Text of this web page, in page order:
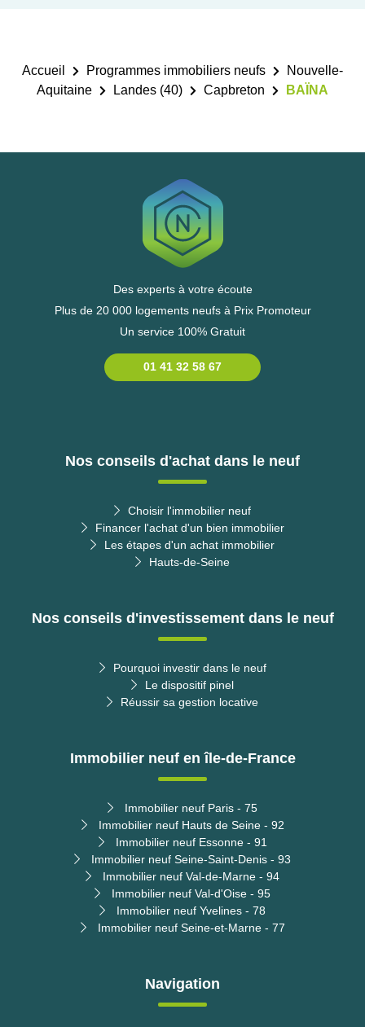
Accueil Programmes immobiliers neufs
Nouvelle-
Aquitaine
Landes (40) Capbreton BAÏNA
Des experts à votre écoute
Plus de 20 000 logements neufs à Prix Promoteur
Un service 100% Gratuit
01 41 32 58 67
Nos conseils d'achat dans le neuf
Choisir l'immobilier neuf
Financer l'achat d'un bien immobilier
Les étapes d'un achat immobilier
Hauts-de-Seine
Nos conseils d'investissement dans le neuf
Pourquoi investir dans le neuf
Le dispositif pinel
Réussir sa gestion locative
Immobilier neuf en île-de-France
Immobilier neuf Paris - 75
Immobilier neuf Hauts de Seine - 92
Immobilier neuf Essonne - 91
Immobilier neuf Seine-Saint-Denis - 93
Immobilier neuf Val-de-Marne - 94
Immobilier neuf Val-d'Oise - 95
Immobilier neuf Yvelines - 78
Immobilier neuf Seine-et-Marne - 77
Navigation